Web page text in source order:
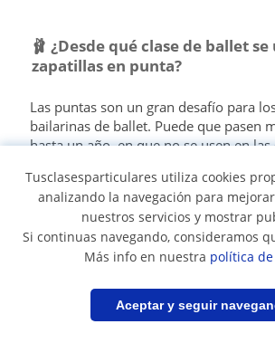
Guardar búsqueda
🩰 ¿Desde qué clase de ballet
zapatillas en punta?
Las puntas son un gran desafío para
bailarinas de ballet. Puede que pasen
hasta un año, en que no se usen en las
ellas, con ayuda de una barra. De
dejes que esto te desanime: el ballet
va muchísimo más allá de este
fue recién en 1832 que se utilizaron
ballet clásico anterior se desarrollaba
Tusclasesparticulares utiliza cookies
analizando la navegación para
nuestros servicios y mostrar
Si continuas navegando, consideramos
Más info en nuestra política de
Aceptar y seguir